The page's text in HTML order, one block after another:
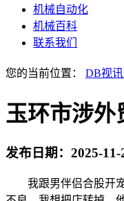
机械自动化
机械百科
联系我们
您的当前位置： DB视
玉环市涉外
发布日期： 2025-11-
我跟男伴侣合股开宠